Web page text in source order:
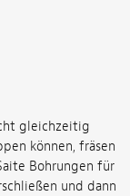
gleichzeitig
können, fräsen
Bohrungen für
und dann